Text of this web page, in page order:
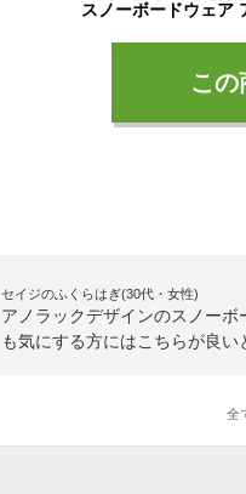
こ
セイジのふくらはぎ(30代・女性)
アノラックデザインのスノー
も気にする方にはこちらが良い
全